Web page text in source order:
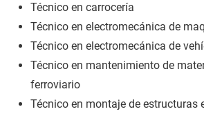
Técnico en carrocería
Técnico en electromecánica de
Técnico en electromecánica de
Técnico en mantenimiento de
ferroviario
Técnico en montaje de estructuras